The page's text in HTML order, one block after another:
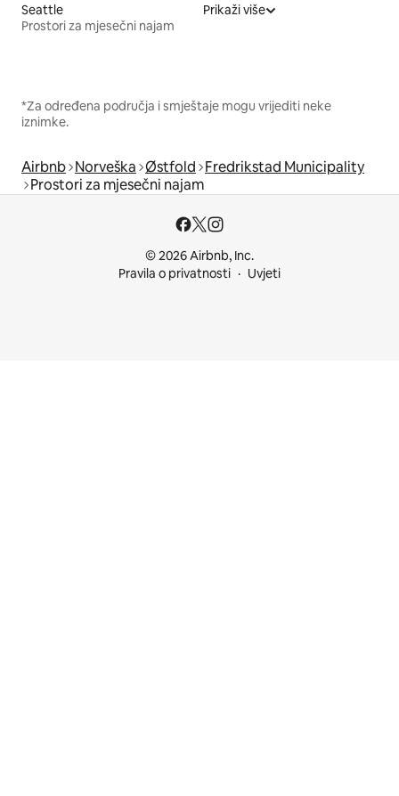
Seattle
Prostori za mjesečni najam
Prikaži više
*Za određena područja i smještaje mogu vrijediti neke
iznimke.
Airbnb Norveška Østfold Fredrikstad Municipality
Prostori za mjesečni najam
© 2026 Airbnb, Inc.
Pravila o privatnosti
Uvjeti